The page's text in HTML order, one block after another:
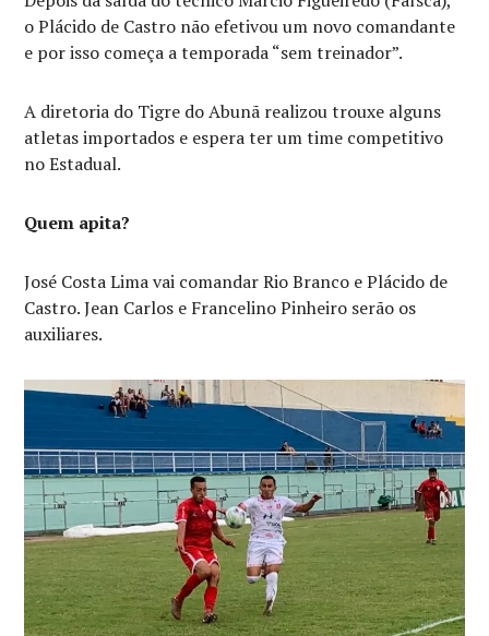
o Plácido de Castro não efetivou um novo comandante
e por isso começa a temporada “sem treinador”.
A diretoria do Tigre do Abunã realizou trouxe alguns
atletas importados e espera ter um time competitivo
no Estadual.
Quem apita?
José Costa Lima vai comandar Rio Branco e Plácido de
Castro. Jean Carlos e Francelino Pinheiro serão os
auxiliares.